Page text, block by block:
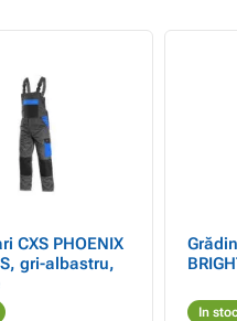
CXS PHOENIX
gri-albastru,
In stoc